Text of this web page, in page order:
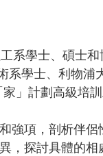
系學士、碩士
士、利物浦
」計劃高級培
強項，剖析伴
，探討具體的相